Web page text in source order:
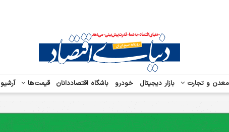
و تجارت بازار دیجیتال خودرو باشگاه اقتصاددانان قیمت‌ها آرشیو